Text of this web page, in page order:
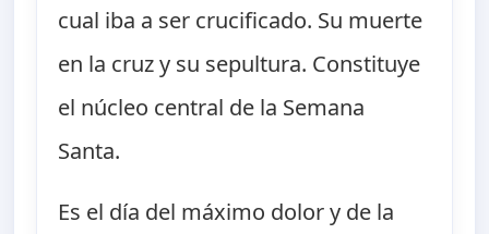
cual iba a ser crucificado. Su muerte
en la cruz y su sepultura. Constituye
el núcleo central de la Semana
Santa.
Es el día del máximo dolor y de la